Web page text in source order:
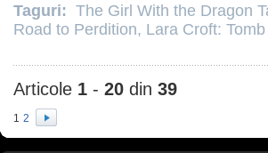
Taguri: The Girl With the Dragon
Road to Perdition, Lara Croft:
Articole 1 - 20 din 39
1 2